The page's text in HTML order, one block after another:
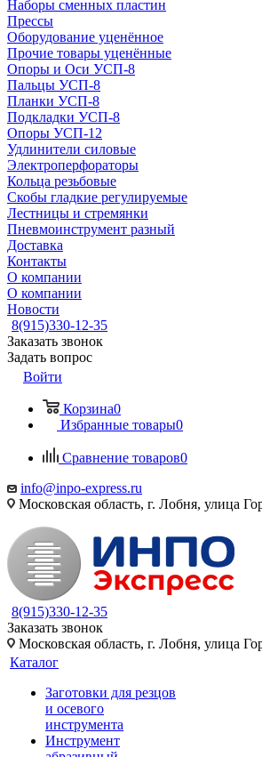
Наборы сменных пластин
Прессы
Оборудование уценённое
Прочие товары уценённые
Опоры и Оси УСП-8
Пальцы УСП-8
Планки УСП-8
Подкладки УСП-8
Опоры УСП-12
Удлинители силовые
Электроперфораторы
Кольца резьбовые
Скобы гладкие регулируемые
Лестницы и стремянки
Пневмоинструмент разный
Доставка
Контакты
О компании
О компании
Новости
8(915)330-12-35
Заказать звонок
Задать вопрос
Войти
Корзина0
Избранные товары0
Сравнение товаров0
info@inpo-express.ru
Московская область, г. Лобня, улица
8(915)330-12-35
Заказать звонок
Московская область, г. Лобня, улица
Каталог
Заготовки для резцов
и осевого
инструмента
Инструмент